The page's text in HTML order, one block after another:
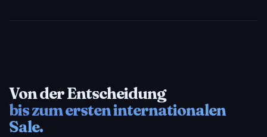
Von der Entscheidung
bis zum ersten internationalen
Sale.